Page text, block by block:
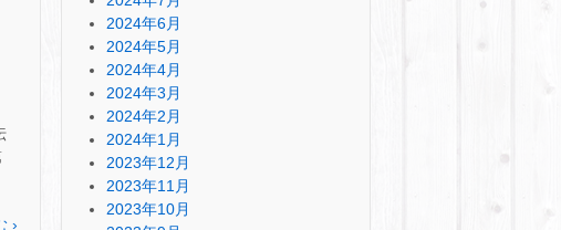
›
2024年6月
2024年5月
2024年4月
2024年3月
2024年2月
2024年1月
2023年12月
2023年11月
2023年10月